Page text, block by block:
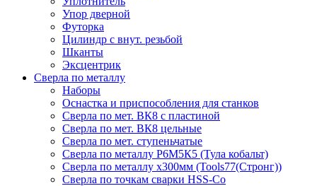
Упор дверной
Футорка
Цилиндр с внут. резьбой
Шканты
Эксцентрик
Сверла по металлу
Наборы
Оснастка и приспособления для станков
Сверла по мет. ВК8 с пластиной
Сверла по мет. ВК8 цельные
Сверла по мет. ступеньчатые
Сверла по металлу Р6М5К5 (Тула кобальт)
Сверла по металлу х300мм (Tools77(Стронг))
Сверла по точкам сварки HSS-Co